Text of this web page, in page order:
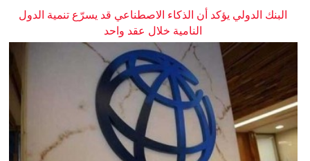
البنك الدولي يؤكد أن الذكاء الاصطناعي قد يسرّع تنمية الدول
النامية خلال عقد واحد